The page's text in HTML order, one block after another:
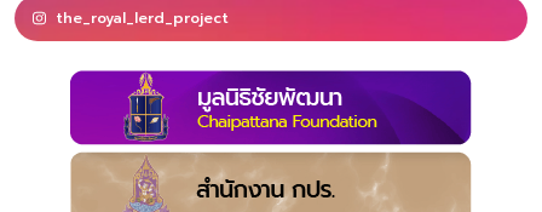
the_royal_lerd_project